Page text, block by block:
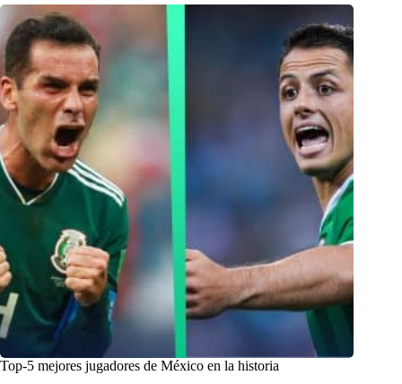
Top-5 mejores jugadores de México en la historia